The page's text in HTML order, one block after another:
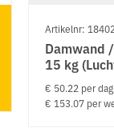
Artikelnr:
Damwand
15 kg
€ 50.22 per dag
€ 153.07 per